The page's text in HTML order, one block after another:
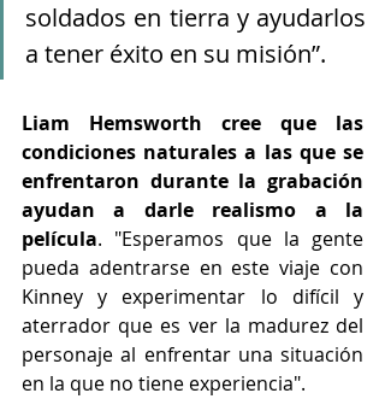
soldados en tierra y ayudarlos
a tener éxito en su misión”.
Liam Hemsworth cree que las
condiciones naturales a las que se
enfrentaron durante la grabación
ayudan a darle realismo a la
película. "Esperamos que la gente
pueda adentrarse en este viaje con
Kinney y experimentar lo difícil y
aterrador que es ver la madurez del
personaje al enfrentar una situación
en la que no tiene experiencia".